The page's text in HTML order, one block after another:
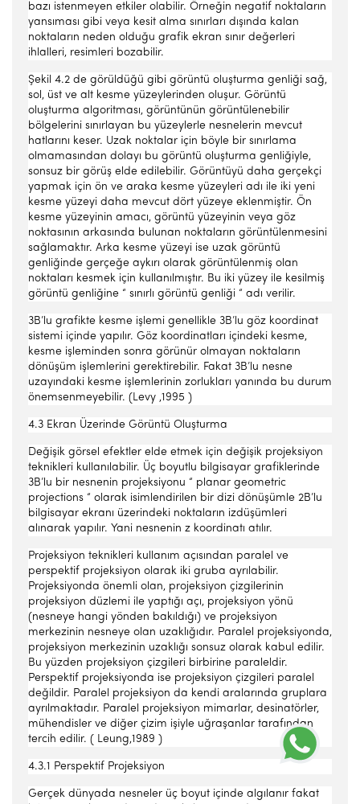
bazı istenmeyen etkiler olabilir. Örneğin negatif noktaların
yansıması gibi veya kesit alma sınırları dışında kalan
noktaların neden olduğu grafik ekran sınır değerleri
ihlalleri, resimleri bozabilir.
Şekil 4.2 de görüldüğü gibi görüntü oluşturma genliği sağ,
sol, üst ve alt kesme yüzeylerinden oluşur. Görüntü
oluşturma algoritması, görüntünün görüntülenebilir
bölgelerini sınırlayan bu yüzeylerle nesnelerin mevcut
hatlarını keser. Uzak noktalar için böyle bir sınırlama
olmamasından dolayı bu görüntü oluşturma genliğiyle,
sonsuz bir görüş elde edilebilir. Görüntüyü daha gerçekçi
yapmak için ön ve araka kesme yüzeyleri adı ile iki yeni
kesme yüzeyi daha mevcut dört yüzeye eklenmiştir. Ön
kesme yüzeyinin amacı, görüntü yüzeyinin veya göz
noktasının arkasında bulunan noktaların görüntülenmesini
sağlamaktır. Arka kesme yüzeyi ise uzak görüntü
genliğinde gerçeğe aykırı olarak görüntülenmiş olan
noktaları kesmek için kullanılmıştır. Bu iki yüzey ile kesilmiş
görüntü genliğine “ sınırlı görüntü genliği “ adı verilir.
3B’lu grafikte kesme işlemi genellikle 3B’lu göz koordinat
sistemi içinde yapılır. Göz koordinatları içindeki kesme,
kesme işleminden sonra görünür olmayan noktaların
dönüşüm işlemlerini gerektirebilir. Fakat 3B’lu nesne
uzayındaki kesme işlemlerinin zorlukları yanında bu durum
önemsenmeyebilir. (Levy ,1995 )
4.3 Ekran Üzerinde Görüntü Oluşturma
Değişik görsel efektler elde etmek için değişik projeksiyon
teknikleri kullanılabilir. Üç boyutlu bilgisayar grafiklerinde
3B’lu bir nesnenin projeksiyonu “ planar geometric
projections “ olarak isimlendirilen bir dizi dönüşümle 2B’lu
bilgisayar ekranı üzerindeki noktaların izdüşümleri
alınarak yapılır. Yani nesnenin z koordinatı atılır.
Projeksiyon teknikleri kullanım açısından paralel ve
perspektif projeksiyon olarak iki gruba ayrılabilir.
Projeksiyonda önemli olan, projeksiyon çizgilerinin
projeksiyon düzlemi ile yaptığı açı, projeksiyon yönü
(nesneye hangi yönden bakıldığı) ve projeksiyon
merkezinin nesneye olan uzaklığıdır. Paralel projeksiyonda,
projeksiyon merkezinin uzaklığı sonsuz olarak kabul edilir.
Bu yüzden projeksiyon çizgileri birbirine paraleldir.
Perspektif projeksiyonda ise projeksiyon çizgileri paralel
değildir. Paralel projeksiyon da kendi aralarında gruplara
ayrılmaktadır. Paralel projeksiyon mimarlar, desinatörler,
mühendisler ve diğer çizim işiyle uğraşanlar tarafından
tercih edilir. ( Leung,1989 )
4.3.1 Perspektif Projeksiyon
Gerçek dünyada nesneler üç boyut içinde algılanır fakat